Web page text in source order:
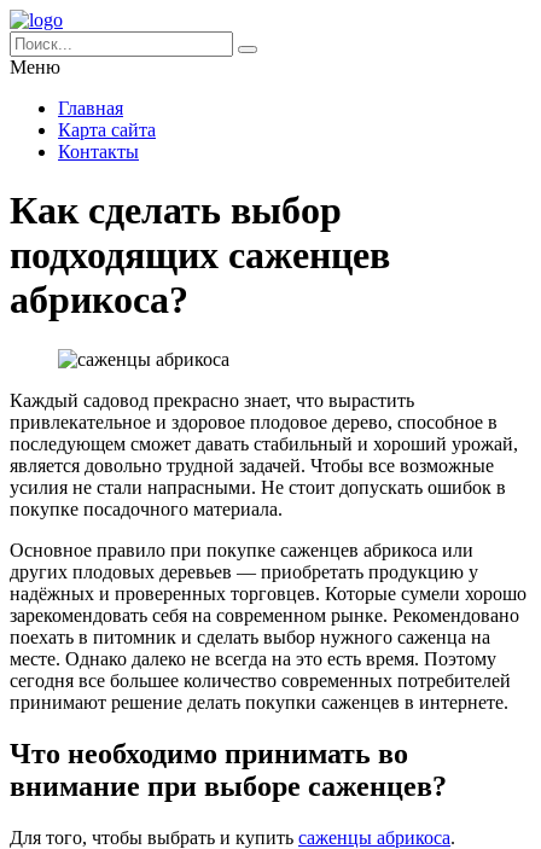
Меню
Главная
Карта сайта
Контакты
Как сделать выбор
подходящих саженцев
абрикоса?
Каждый садовод прекрасно знает, что вырастить
привлекательное и здоровое плодовое дерево, способное в
последующем сможет давать стабильный и хороший урожай,
является довольно трудной задачей. Чтобы все возможные
усилия не стали напрасными. Не стоит допускать ошибок в
покупке посадочного материала.
Основное правило при покупке саженцев абрикоса или
других плодовых деревьев — приобретать продукцию у
надёжных и проверенных торговцев. Которые сумели хорошо
зарекомендовать себя на современном рынке. Рекомендовано
поехать в питомник и сделать выбор нужного саженца на
месте. Однако далеко не всегда на это есть время. Поэтому
сегодня все большее количество современных потребителей
принимают решение делать покупки саженцев в интернете.
Что необходимо принимать во
внимание при выборе саженцев?
Для того, чтобы выбрать и купить саженцы абрикоса.